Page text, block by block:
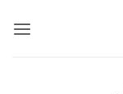
qua